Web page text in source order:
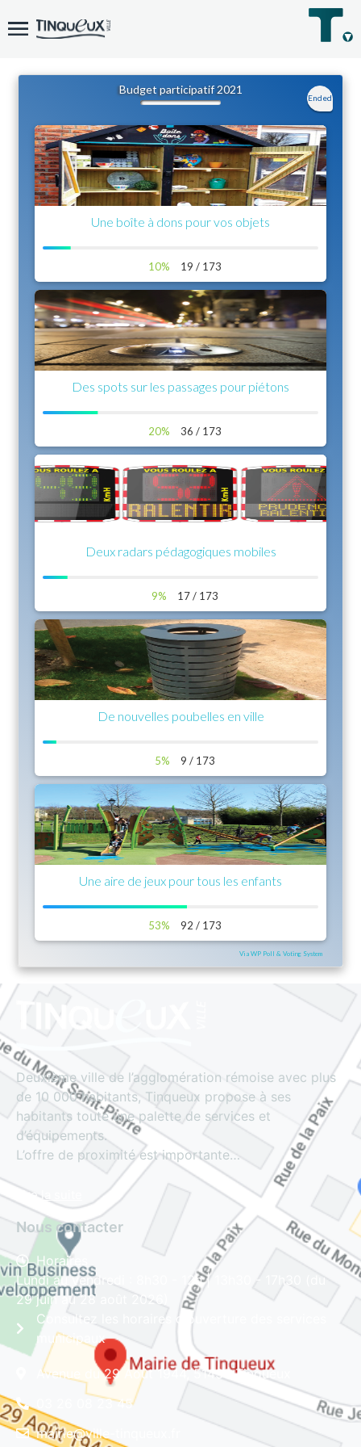
Budget participatif 2021
Ended
Une boîte à dons pour vos objets
10% 19 / 173
Des spots sur les passages pour piétons
20% 36 / 173
Deux radars pédagogiques mobiles
9% 17 / 173
De nouvelles poubelles en ville
5% 9 / 173
Une aire de jeux pour tous les enfants
53% 92 / 173
Via WP Poll & Voting System
Deuxième ville de l’agglomération rémoise avec plus
de 10 000 habitants, Tinqueux propose à ses
habitants toute une palette de services et
d’équipements.
L’offre de proximité est importante…
Lire la suite
Nous contacter
Horaires
Lundi au vendredi : 8h30 - 12h | 13h30 - 17h30 (du
29 juin au 28 août 2026)
Consultez les horaires d'ouverture des services
municipaux
Avenue du 29 Août 1944, 51430 Tinqueux
03 26 08 23 45
mairie@ville-tinqueux.fr